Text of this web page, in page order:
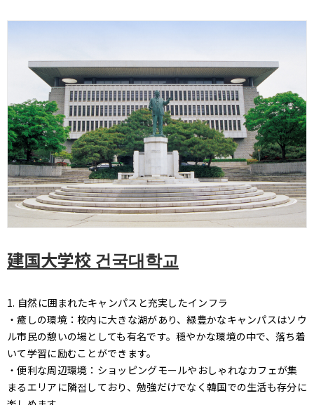
建国大学校 건국대학교
1. 自然に囲まれたキャンパスと充実したインフラ
・癒しの環境：校内に大きな湖があり、緑豊かなキャンパスはソウ
ル市民の憩いの場としても有名です。穏やかな環境の中で、落ち着
いて学習に励むことができます。
・便利な周辺環境：ショッピングモールやおしゃれなカフェが集
まるエリアに隣접しており、勉強だけでなく韓国での生活も存分に